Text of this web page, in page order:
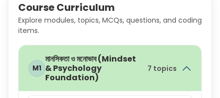
Course Curriculum
Explore modules, topics, MCQs, questions, and coding
items.
M1
মানসিকতা ও মনোভাব (Mindset
& Psychology
Foundation)
7 topics